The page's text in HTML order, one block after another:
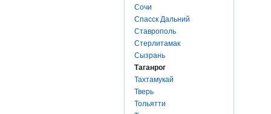
Сочи
Спасск Дальний
Ставрополь
Стерлитамак
Сызрань
Таганрог
Тахтамукай
Тверь
Тольятти